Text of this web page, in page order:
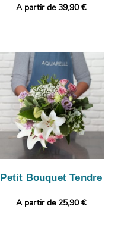
A partir de 39,90 €
Petit Bouquet Tendre
A partir de 25,90 €